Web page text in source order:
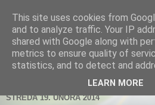
Zdenička
STŘEDA 19. ÚNORA 2014
This site uses cookies from
and to analyze traffic. Your IP
shared with Google along with
metrics to ensure quality of
statistics, and to detect and
LEARN MORE